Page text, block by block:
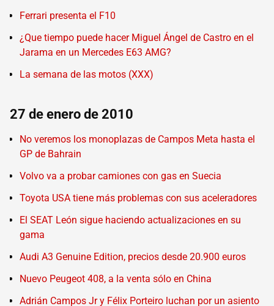
Ferrari presenta el F10
¿Que tiempo puede hacer Miguel Ángel de Castro en el
Jarama en un Mercedes E63 AMG?
La semana de las motos (XXX)
27 de enero de 2010
No veremos los monoplazas de Campos Meta hasta el
GP de Bahrain
Volvo va a probar camiones con gas en Suecia
Toyota USA tiene más problemas con sus aceleradores
El SEAT León sigue haciendo actualizaciones en su
gama
Audi A3 Genuine Edition, precios desde 20.900 euros
Nuevo Peugeot 408, a la venta sólo en China
Adrián Campos Jr y Félix Porteiro luchan por un asiento